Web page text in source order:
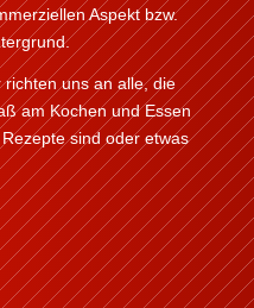
Aspekt bzw.
richten uns an alle, die
am Kochen und Essen
sind oder etwas